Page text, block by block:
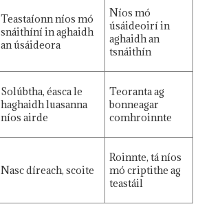
Teastaíonn níos mó
snáithíní in aghaidh
an úsáideora
Níos mó
úsáideoirí in
aghaidh an
tsnáithín
Solúbtha, éasca le
haghaidh luasanna
níos airde
Teoranta ag
bonneagar
comhroinnte
Nasc díreach, scoite
Roinnte, tá níos
mó criptithe ag
teastáil